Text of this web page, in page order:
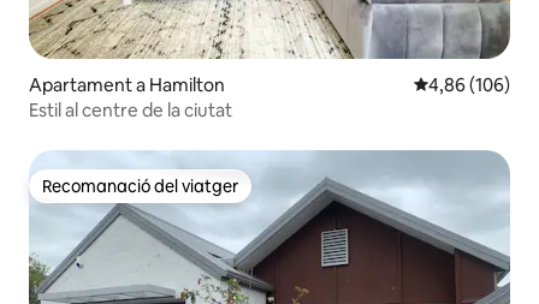
Apartament a Hamilton 4,86 de
4,86 (106)
Estil al centre de la ciutat
Recomanació del viatger
Recomanació del viatger